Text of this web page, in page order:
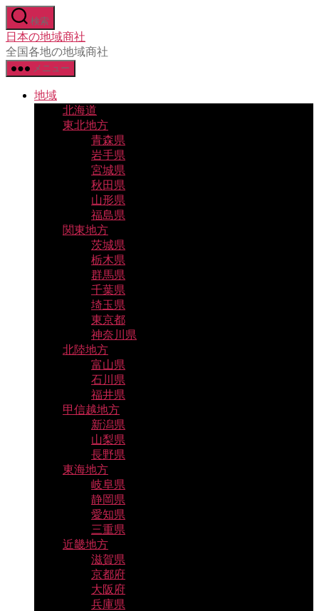
コ
ン
テ
ン
ツ
検索
日本の地域商社
全国各地の地域商社
メニュー
地域
北海道
東北地方
青森県
岩手県
宮城県
秋田県
山形県
福島県
関東地方
茨城県
栃木県
群馬県
千葉県
埼玉県
東京都
神奈川県
北陸地方
富山県
石川県
福井県
甲信越地方
新潟県
山梨県
長野県
東海地方
岐阜県
静岡県
愛知県
三重県
近畿地方
滋賀県
京都府
大阪府
兵庫県